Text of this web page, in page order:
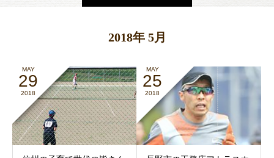
2018年 5月
MAY
29
2018
MAY
25
2018